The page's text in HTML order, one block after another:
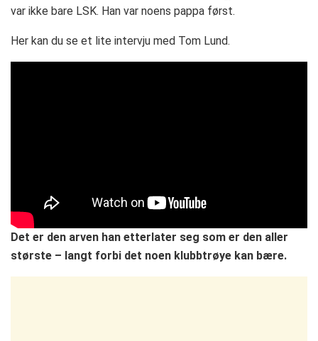
var ikke bare LSK. Han var noens pappa først.
Her kan du se et lite intervju med Tom Lund.
Det er den arven han etterlater seg som er den aller
største – langt forbi det noen klubbtrøye kan bære.